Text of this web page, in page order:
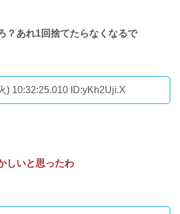
？あれ1回捨てたらなくなるで
) 10:32:25.010 ID:yKh2Uji.X
しいと思ったわ